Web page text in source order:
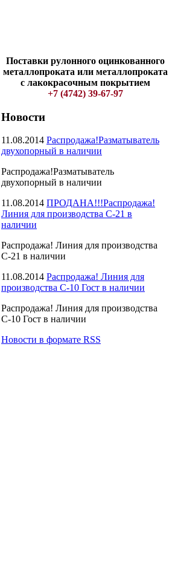
Поставки рулонного оцинкованного
металлопроката или металлопроката
с лакокрасочным покрытием
+7 (4742) 39-67-97
Новости
11.08.2014 Распродажа!Разматыватель
двухопорный в наличии
Распродажа!Разматыватель
двухопорный в наличии
11.08.2014 ПРОДАНА!!!Распродажа!
Линия для производства С-21 в
наличии
Распродажа! Линия для производства
С-21 в наличии
11.08.2014 Распродажа! Линия для
производства С-10 Гост в наличии
Распродажа! Линия для производства
С-10 Гост в наличии
Новости в формате RSS